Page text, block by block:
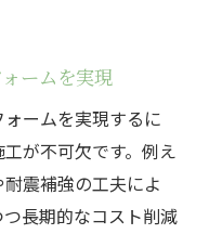
ームを実現
ームを実現するに
が不可欠です。例え
震補強の工夫によ
長期的なコスト削減